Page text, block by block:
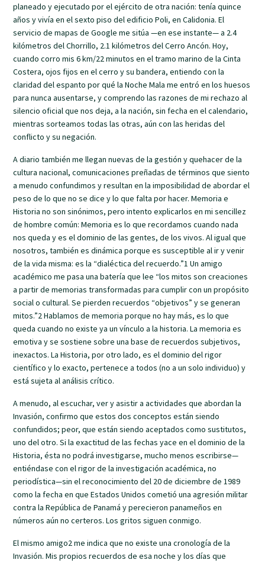
planeado y ejecutado por el ejército de otra nación: tenía quince
años y vivía en el sexto piso del edificio Poli, en Calidonia. El
servicio de mapas de Google me sitúa —en ese instante— a 2.4
kilómetros del Chorrillo, 2.1 kilómetros del Cerro Ancón. Hoy,
cuando corro mis 6 km/22 minutos en el tramo marino de la Cinta
Costera, ojos fijos en el cerro y su bandera, entiendo con la
claridad del espanto por qué la Noche Mala me entró en los huesos
para nunca ausentarse, y comprendo las razones de mi rechazo al
silencio oficial que nos deja, a la nación, sin fecha en el calendario,
mientras sorteamos todas las otras, aún con las heridas del
conflicto y su negación.
A diario también me llegan nuevas de la gestión y quehacer de la
cultura nacional, comunicaciones preñadas de términos que siento
a menudo confundimos y resultan en la imposibilidad de abordar el
peso de lo que no se dice y lo que falta por hacer. Memoria e
Historia no son sinónimos, pero intento explicarlos en mi sencillez
de hombre común: Memoria es lo que recordamos cuando nada
nos queda y es el dominio de las gentes, de los vivos. Al igual que
nosotros, también es dinámica porque es susceptible al ir y venir
de la vida misma: es la “dialéctica del recuerdo.”1 Un amigo
académico me pasa una batería que lee “los mitos son creaciones
a partir de memorias transformadas para cumplir con un propósito
social o cultural. Se pierden recuerdos “objetivos” y se generan
mitos.”2 Hablamos de memoria porque no hay más, es lo que
queda cuando no existe ya un vínculo a la historia. La memoria es
emotiva y se sostiene sobre una base de recuerdos subjetivos,
inexactos. La Historia, por otro lado, es el dominio del rigor
científico y lo exacto, pertenece a todos (no a un solo individuo) y
está sujeta al análisis crítico.
A menudo, al escuchar, ver y asistir a actividades que abordan la
Invasión, confirmo que estos dos conceptos están siendo
confundidos; peor, que están siendo aceptados como sustitutos,
uno del otro. Si la exactitud de las fechas yace en el dominio de la
Historia, ésta no podrá investigarse, mucho menos escribirse—
entiéndase con el rigor de la investigación académica, no
periodística—sin el reconocimiento del 20 de diciembre de 1989
como la fecha en que Estados Unidos cometió una agresión militar
contra la República de Panamá y perecieron panameños en
números aún no certeros. Los gritos siguen conmigo.
El mismo amigo2 me indica que no existe una cronología de la
Invasión. Mis propios recuerdos de esa noche y los días que